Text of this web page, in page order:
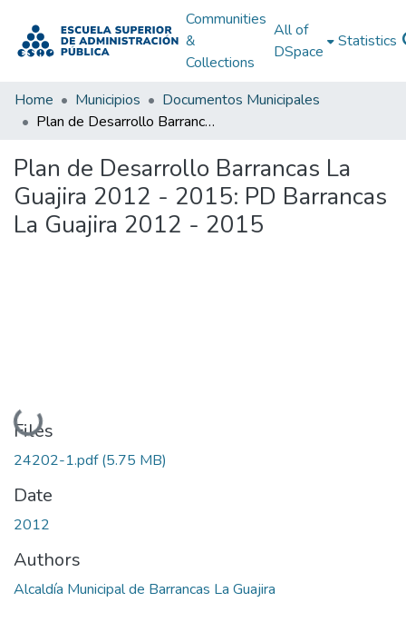
Communities
&
Collections
All of
DSpace
Statistics
Home Municipios
Documentos Municipales
Plan de Desarrollo Barrancas La Guajira 2012 - 2015: PD Barrancas La Guajira 2012 - 2015
Plan de Desarrollo Barrancas La
Guajira 2012 - 2015: PD Barrancas
La Guajira 2012 - 2015
Loading...
Files
24202-1.pdf(5.75 MB)
Date
2012
Authors
Alcaldía Municipal de Barrancas La Guajira